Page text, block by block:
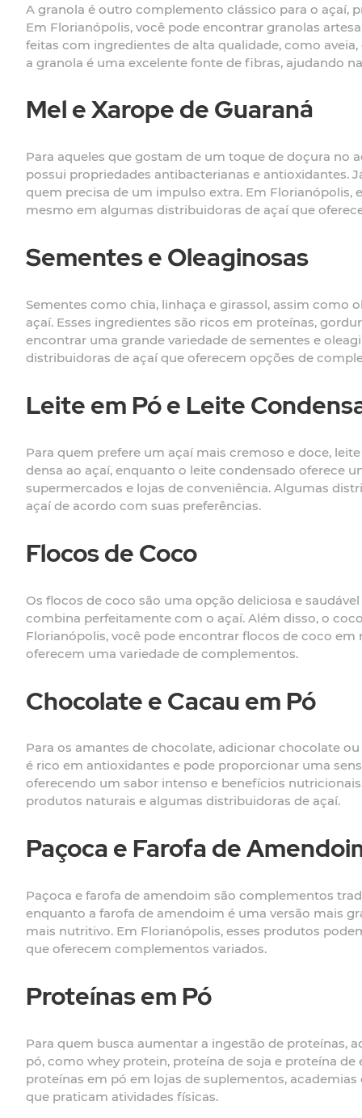
A granola é outro complemento clássico para o açaí,
Em Florianópolis, você pode encontrar granolas
feitas com ingredientes de alta qualidade, como
a granola é uma excelente fonte de fibras, ajudando
Mel e Xarope de Guaraná
Para aqueles que gostam de um toque de doçura no
possui propriedades antibacterianas e antioxidantes.
quem precisa de um impulso extra. Em
mesmo em algumas distribuidoras de açaí que
Sementes e Oleaginosas
Sementes como chia, linhaça e girassol, assim como
açaí. Esses ingredientes são ricos em proteínas,
encontrar uma grande variedade de sementes e
distribuidoras de açaí que oferecem opções de
Leite em Pó e Leite
Para quem prefere um açaí mais cremoso e doce,
densa ao açaí, enquanto o leite condensado oferece
supermercados e lojas de conveniência. Algumas
açaí de acordo com suas preferências.
Flocos de Coco
Os flocos de coco são uma opção deliciosa e
combina perfeitamente com o açaí. Além disso, o
Florianópolis, você pode encontrar flocos de coco
oferecem uma variedade de complementos.
Chocolate e Cacau em Pó
Para os amantes de chocolate, adicionar chocolate
é rico em antioxidantes e pode proporcionar uma
oferecendo um sabor intenso e benefícios
produtos naturais e algumas distribuidoras de açaí.
Paçoca e Farofa de
Paçoca e farofa de amendoim são complementos
enquanto a farofa de amendoim é uma versão mais
mais nutritivo. Em Florianópolis, esses produtos
que oferecem complementos variados.
Proteínas em Pó
Para quem busca aumentar a ingestão de proteínas,
pó, como whey protein, proteína de soja e proteína
proteínas em pó em lojas de suplementos,
que praticam atividades físicas.